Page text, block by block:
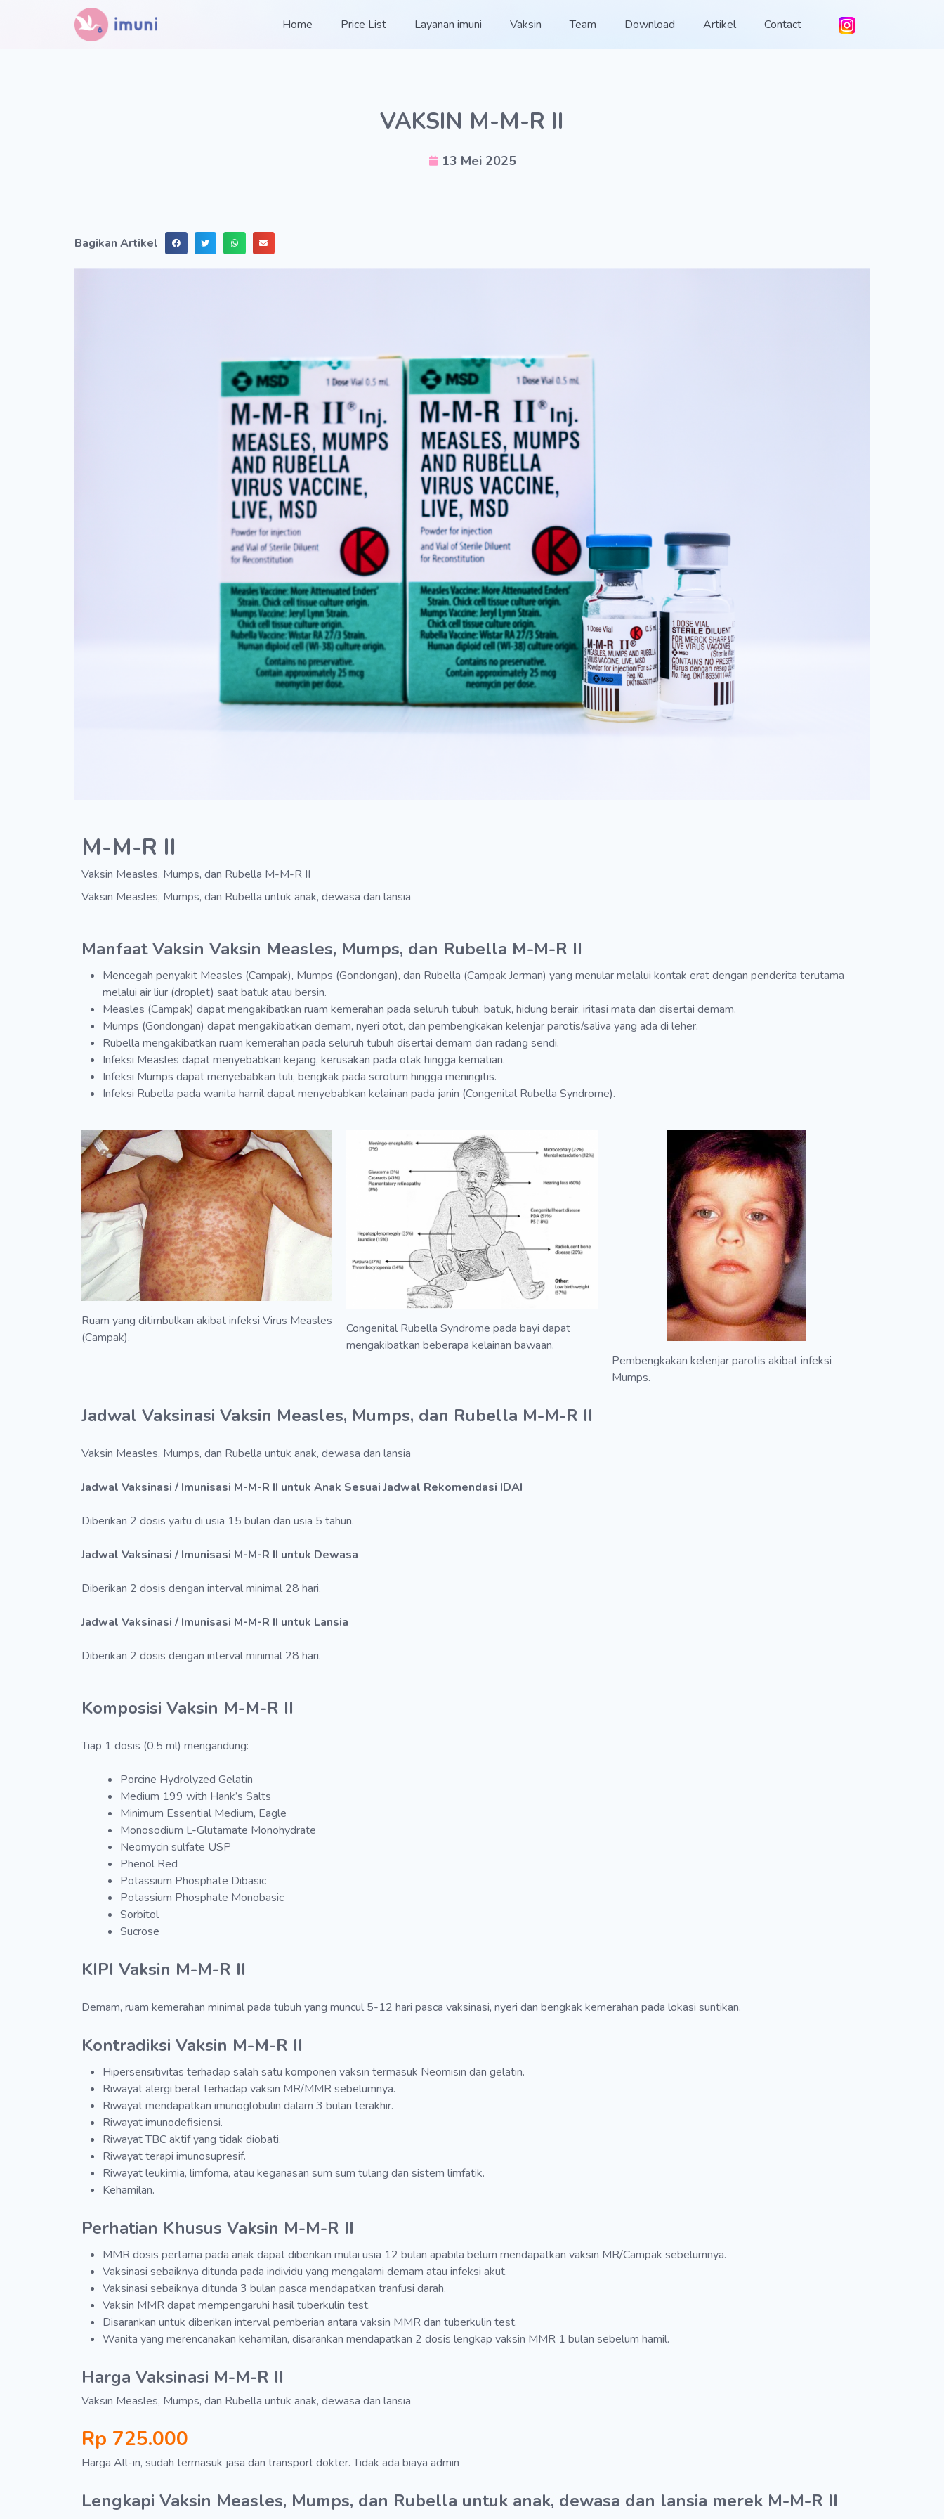
Home Price List Layanan imuni Vaksin Team Download Artikel Contact
VAKSIN M-M-R II
13 Mei 2025
Bagikan Artikel
M-M-R II
Vaksin Measles, Mumps, dan Rubella M-M-R II
Vaksin Measles, Mumps, dan Rubella untuk anak, dewasa dan lansia
Manfaat Vaksin Vaksin Measles, Mumps, dan Rubella M-M-R II
Mencegah penyakit Measles (Campak), Mumps (Gondongan), dan Rubella (Campak Jerman) yang menular melalui kontak erat dengan penderita terutama
melalui air liur (droplet) saat batuk atau bersin.
Measles (Campak) dapat mengakibatkan ruam kemerahan pada seluruh tubuh, batuk, hidung berair, iritasi mata dan disertai demam.
Mumps (Gondongan) dapat mengakibatkan demam, nyeri otot, dan pembengkakan kelenjar parotis/saliva yang ada di leher.
Rubella mengakibatkan ruam kemerahan pada seluruh tubuh disertai demam dan radang sendi.
Infeksi Measles dapat menyebabkan kejang, kerusakan pada otak hingga kematian.
Infeksi Mumps dapat menyebabkan tuli, bengkak pada scrotum hingga meningitis.
Infeksi Rubella pada wanita hamil dapat menyebabkan kelainan pada janin (Congenital Rubella Syndrome).
Ruam yang ditimbulkan akibat infeksi Virus Measles
(Campak).
Congenital Rubella Syndrome pada bayi dapat
mengakibatkan beberapa kelainan bawaan.
Pembengkakan kelenjar parotis akibat infeksi
Mumps.
Jadwal Vaksinasi Vaksin Measles, Mumps, dan Rubella M-M-R II
Vaksin Measles, Mumps, dan Rubella untuk anak, dewasa dan lansia
Jadwal Vaksinasi / Imunisasi M-M-R II untuk Anak Sesuai Jadwal Rekomendasi IDAI
Diberikan 2 dosis yaitu di usia 15 bulan dan usia 5 tahun.
Jadwal Vaksinasi / Imunisasi M-M-R II untuk Dewasa
Diberikan 2 dosis dengan interval minimal 28 hari.
Jadwal Vaksinasi / Imunisasi M-M-R II untuk Lansia
Diberikan 2 dosis dengan interval minimal 28 hari.
Komposisi Vaksin M-M-R II
Tiap 1 dosis (0.5 ml) mengandung:
Porcine Hydrolyzed Gelatin
Medium 199 with Hank’s Salts
Minimum Essential Medium, Eagle
Monosodium L-Glutamate Monohydrate
Neomycin sulfate USP
Phenol Red
Potassium Phosphate Dibasic
Potassium Phosphate Monobasic
Sorbitol
Sucrose
KIPI Vaksin M-M-R II
Demam, ruam kemerahan minimal pada tubuh yang muncul 5-12 hari pasca vaksinasi, nyeri dan bengkak kemerahan pada lokasi suntikan.
Kontradiksi Vaksin M-M-R II
Hipersensitivitas terhadap salah satu komponen vaksin termasuk Neomisin dan gelatin.
Riwayat alergi berat terhadap vaksin MR/MMR sebelumnya.
Riwayat mendapatkan imunoglobulin dalam 3 bulan terakhir.
Riwayat imunodefisiensi.
Riwayat TBC aktif yang tidak diobati.
Riwayat terapi imunosupresif.
Riwayat leukimia, limfoma, atau keganasan sum sum tulang dan sistem limfatik.
Kehamilan.
Perhatian Khusus Vaksin M-M-R II
MMR dosis pertama pada anak dapat diberikan mulai usia 12 bulan apabila belum mendapatkan vaksin MR/Campak sebelumnya.
Vaksinasi sebaiknya ditunda pada individu yang mengalami demam atau infeksi akut.
Vaksinasi sebaiknya ditunda 3 bulan pasca mendapatkan tranfusi darah.
Vaksin MMR dapat mempengaruhi hasil tuberkulin test.
Disarankan untuk diberikan interval pemberian antara vaksin MMR dan tuberkulin test.
Wanita yang merencanakan kehamilan, disarankan mendapatkan 2 dosis lengkap vaksin MMR 1 bulan sebelum hamil.
Harga Vaksinasi M-M-R II
Vaksin Measles, Mumps, dan Rubella untuk anak, dewasa dan lansia
Rp 725.000
Harga All-in, sudah termasuk jasa dan transport dokter. Tidak ada biaya admin
Lengkapi Vaksin Measles, Mumps, dan Rubella untuk anak, dewasa dan lansia merek M-M-R II